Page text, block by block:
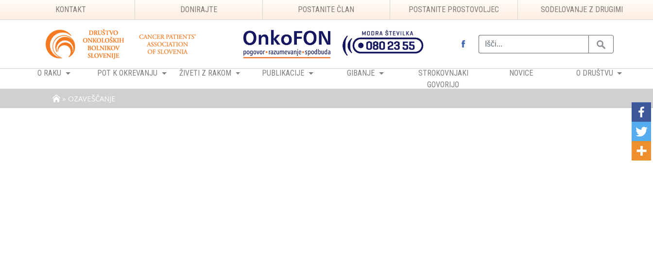
KONTAKT DONIRAJTE POSTANITE ČLAN POSTANITE PROSTOVOLJEC SODELOVANJE Z DRUGIMI
O RAKU POT K OKREVANJU ŽIVETI Z RAKOM PUBLIKACIJE GIBANJE
STROKOVNJAKI
GOVORIJO
NOVICE O DRUŠTVU
» OZAVEŠČANJE